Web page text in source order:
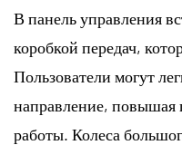
В панель управления
коробкой передач,
Пользователи могут
направление, повышая
работы. Колеса